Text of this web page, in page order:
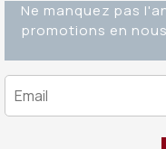
Ne manquez pas
promotions en